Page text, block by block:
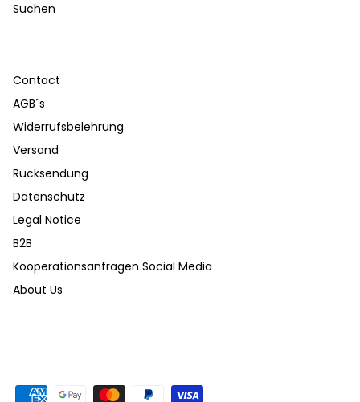
Suchen
Contact
AGB´s
Widerrufsbelehrung
Versand
Rücksendung
Datenschutz
Legal Notice
B2B
Kooperationsanfragen Social Media
About Us